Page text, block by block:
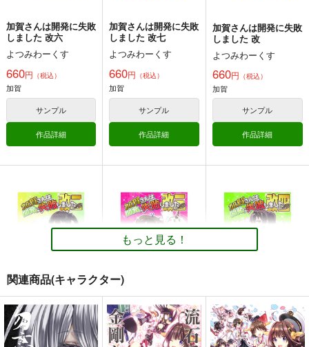
だいろく へあーあれ
んじ！
660 （税込）
艦隊これくしょん-艦これ-
カート
提督の食卓 艦娘たち
のお料理コンテスト
第一集・第二集
スタジオゴンドワナ
1,313円（税込）
艦隊これくしょん-艦これ-
カート
大和倶楽部 第壱集
美術部
1,100円（税込）
大和×提督
カート
加賀さんは開発に失敗
しました 改五
よつみわーくす
（税込）
加賀
サンプル
カート
加賀さんは開発に失敗
しました 改四
よつみわーくす
660円（税込）
加賀
サンプル
カート
加賀さんは開発に失敗
しました 改三
よつみわーくす
660円（税込）
サンプル
カート
加賀さんは開発に失敗
しました 改六
よつみわーくす
660円 （税込）
加賀
サンプル
作品詳細
加賀さんは開発に失敗
しました 改七
よつみわーくす
660円 （税込）
加賀
サンプル
作品詳細
加賀さんは開発に失敗
しました 改
よつみわーくす
660円 （税込）
加賀
サンプル
作品詳細
加賀さんは開発に失敗
しました 改ニ
加賀さんは開発に失敗
しました 改三
加賀さんは開発に失敗
しました 改四
もっと見る！
関連商品(キャラクター)